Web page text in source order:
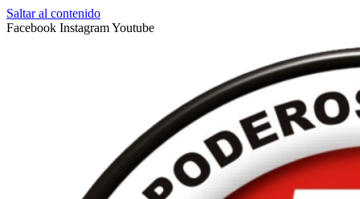
Saltar al contenido
Facebook InstagramYoutube